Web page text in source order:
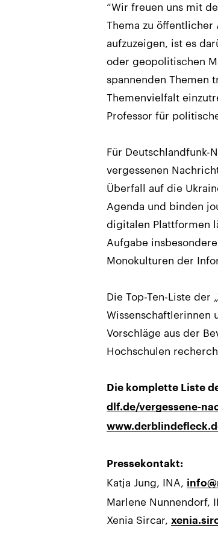
“Wir freuen uns mit
Thema zu öffentlicher
aufzuzeigen, ist es
oder geopolitischen
spannenden Themen
Themenvielfalt
Professor für
Für Deutschlandfunk-
vergessenen
Überfall auf die
Agenda und binden
digitalen Plattformen
Aufgabe
Monokulturen der
Die Top-Ten-Liste der
Wissenschaftlerinnen
Vorschläge aus der
Hochschulen
Die komplette Liste
dlf.de/vergessene-
Pressekontakt:
Katja Jung, INA,
Marlene Nunnendorf,
Xenia Sircar,